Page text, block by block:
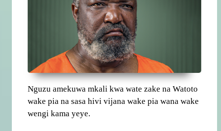
Nguzu amekuwa mkali kwa wate zake na Watoto
wake pia na sasa hivi vijana wake pia wana wake
wengi kama yeye.